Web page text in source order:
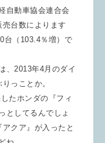
自動車協会連合会
台数によります
台（103.4％増）で
、2013年4月のダイ
っことか。
たホンダの『フィ
としてるんでしょ
クア』が入ったと